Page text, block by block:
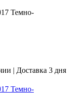
Темно-
| Доставка 3 дня
Темно-